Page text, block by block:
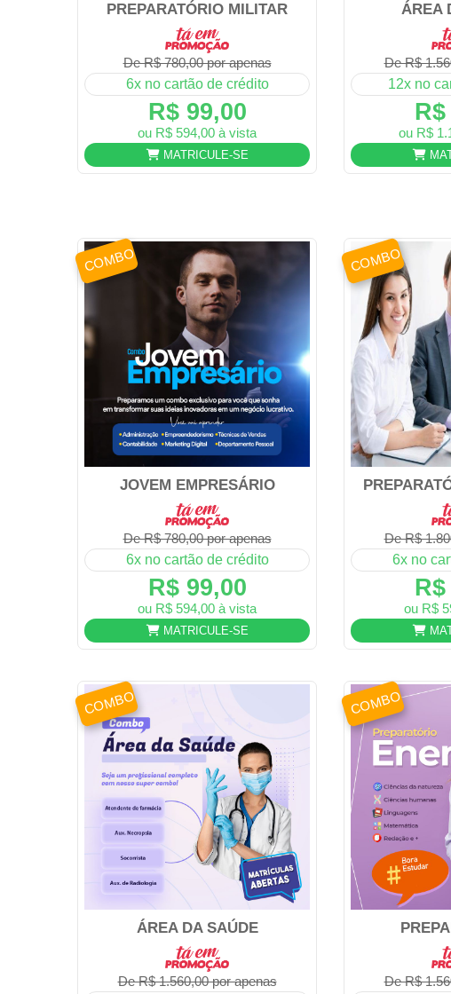
PREPARATÓRIO MILITAR
De R$ 780,00 por apenas
6x no cartão de crédito
R$ 99,00
ou R$ 594,00 à vista
MATRICULE-SE
ÁREA
De R$
12x no
ou R$
COMBO
JOVEM EMPRESÁRIO
De R$ 780,00 por apenas
6x no cartão de crédito
R$ 99,00
ou R$ 594,00 à vista
MATRICULE-SE
COMBO
De R$
6x no
ou R$
COMBO
ÁREA DA SAÚDE
De R$ 1.560,00 por apenas
COMBO
De R$